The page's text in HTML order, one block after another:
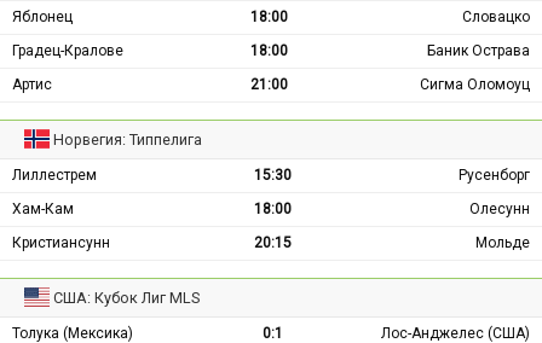
Яблонец
18:00
Словацко
Градец-Кралове
18:00
Баник Острава
Артис
21:00 Сигма Оломоуц
Норвегия: Типпелига
Лиллестрем 15:30
Русенборг
Хам-Кам
18:00
Олесунн
Кристиансунн
20:15 Мольде
США: Кубок Лиг MLS
Толука (Мексика) 0:1
Лос-Анджелес (США)